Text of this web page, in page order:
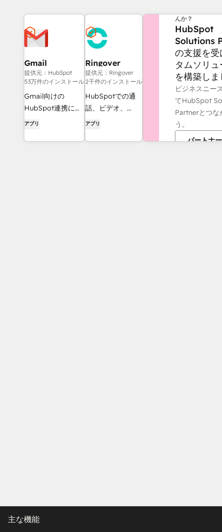
Gmail
提供元：HubSpot
53万件のインストール
Gmail向けの
HubSpot連携によ
り、HubSpotを受
アプリ
Ringover
提供元：Ringover
2千件のインストール
HubSpotでの通
話、ビデオ、
SMS、
分析
アプリ
んか？
HubSpot
Solutions
の支援を
タムソリ
を構築し
ビジネスニー
てHubSpot
Partnerとつな
う。
パートナ
主な機能